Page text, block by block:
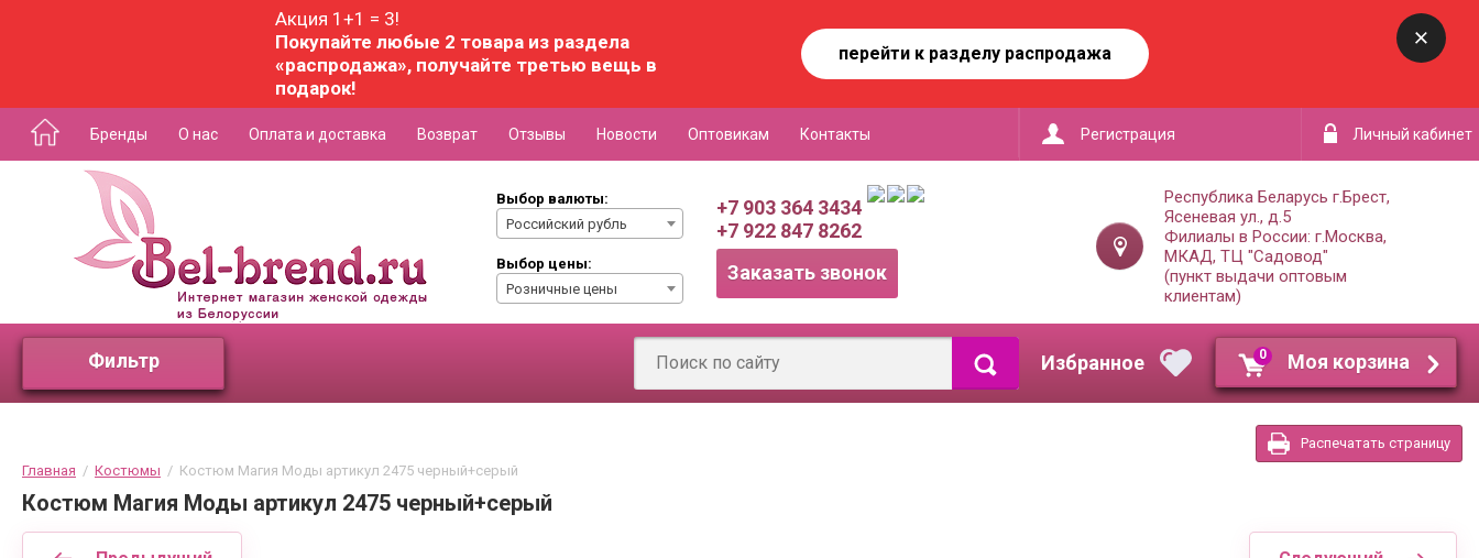
Акция 1+1 = 3!
Покупайте любые 2 товара из раздела
«распродажа», получайте третью вещь в
подарок!
перейти к разделу распродажа
Бренды О нас Оплата и доставка Возврат Отзывы Новости Оптовикам Контакты Регистрация Личный кабинет
Выбор валюты:
Российский рубль
Выбор цены:
Розничные цены
+7 903 364 3434
+7 922 847 8262
Заказать звонок
Республика Беларусь г.Брест,
Ясеневая ул., д.5
Филиалы в России: г.Москва,
МКАД, ТЦ "Садовод"
(пункт выдачи оптовым
клиентам)
Фильтр 0 Моя корзина
Распечатать страницу
Главная
  /
Костюмы
  /  Костюм Магия Моды артикул 2475 черный+серый
Костюм Магия Моды артикул 2475 черный+серый